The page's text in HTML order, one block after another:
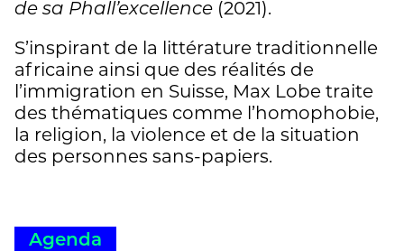
de sa Phall’excellence (2021).
S’inspirant de la littérature traditionnelle
africaine ainsi que des réalités de
l’immigration en Suisse, Max Lobe traite
des thématiques comme l’homophobie,
la religion, la violence et de la situation
des personnes sans-papiers.
Agenda